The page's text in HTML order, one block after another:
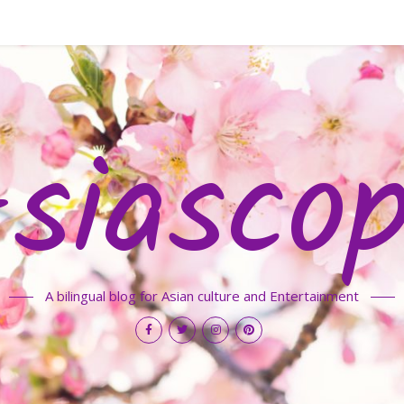
A bilingual blog for Asian culture and Entertainment